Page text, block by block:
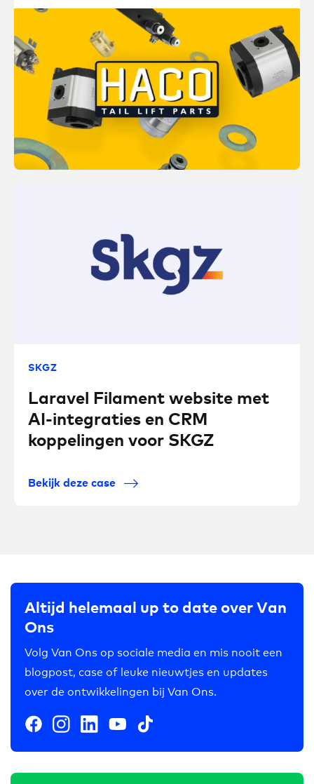
SKGZ
Laravel Filament website met
AI-integraties en CRM
koppelingen voor SKGZ
Bekijk deze case
Altijd helemaal up to date over Van
Ons
Volg Van Ons op sociale media en mis nooit een
blogpost, case of leuke nieuwtjes en updates
over de ontwikkelingen bij Van Ons.